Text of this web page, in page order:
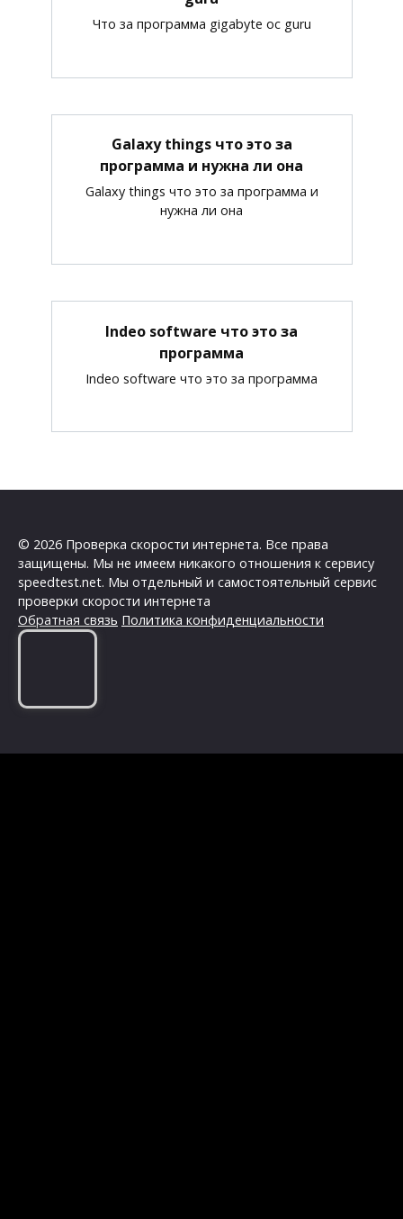
Что за программа gigabyte oc guru
Galaxy things что это за
программа и нужна ли она
Galaxy things что это за программа и
нужна ли она
Indeo software что это за
программа
Indeo software что это за программа
© 2026 Проверка скорости интернета. Все права
защищены. Мы не имеем никакого отношения к сервису
speedtest.net. Мы отдельный и самостоятельный сервис
проверки скорости интернета
Обратная связь Политика конфиденциальности